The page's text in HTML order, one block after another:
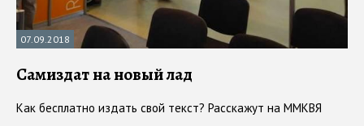
07.09.2018
Самиздат на новый лад
Как бесплатно издать свой текст? Расскажут на ММКВЯ